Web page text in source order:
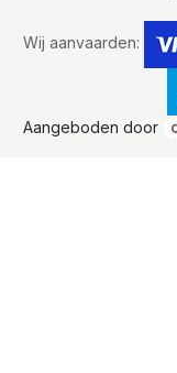
Wij aanvaarden:
Aangeboden door